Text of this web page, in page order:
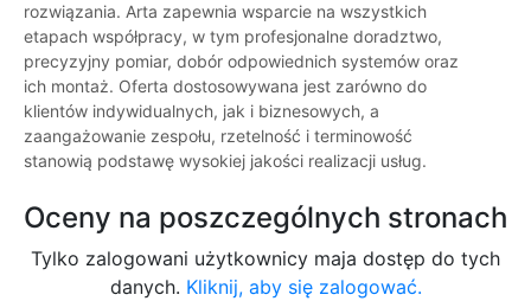
rozwiązania. Arta zapewnia wsparcie na wszystkich
etapach współpracy, w tym profesjonalne doradztwo,
precyzyjny pomiar, dobór odpowiednich systemów oraz
ich montaż. Oferta dostosowywana jest zarówno do
klientów indywidualnych, jak i biznesowych, a
zaangażowanie zespołu, rzetelność i terminowość
stanowią podstawę wysokiej jakości realizacji usług.
Oceny na poszczególnych stronach
Tylko zalogowani użytkownicy maja dostęp do tych
danych. Kliknij, aby się zalogować.